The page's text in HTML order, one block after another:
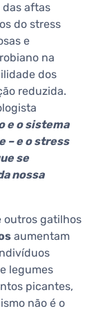
das aftas
do stress
e
na
dos
reduzida.
e o sistema
– e o stress
se
nossa
outros gatilhos
aumentam
legumes
picantes,
não é o